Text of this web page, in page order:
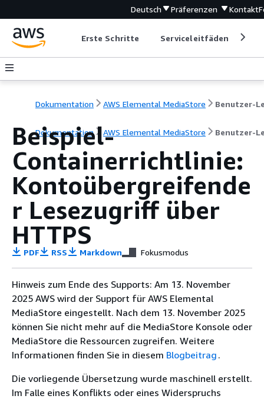
Deutsch Präferenzen Kontakt
Erste Schritte Serviceleitfäden
Dokumentation AWS Elemental MediaStore
Dokumentation AWS Elemental MediaStore Benutzer-
Beispiel-
Containerrichtlinie:
Kontoübergreifende
r Lesezugriff über
HTTPS
PDF RSS Markdown Fokusmodus
Hinweis zum Ende des Supports: Am 13. November
2025 AWS wird der Support für AWS Elemental
MediaStore eingestellt. Nach dem 13. November 2025
können Sie nicht mehr auf die MediaStore Konsole oder
MediaStore die Ressourcen zugreifen. Weitere
Informationen finden Sie in diesem Blogbeitrag .
Die vorliegende Übersetzung wurde maschinell erstellt.
Im Falle eines Konflikts oder eines Widerspruchs